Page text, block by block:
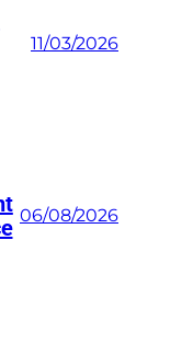
11/03/2026
06/08/2026